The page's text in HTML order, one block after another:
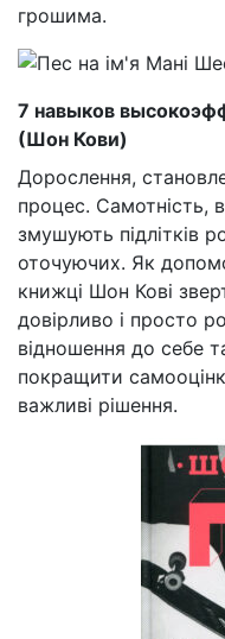
грошима.
7 навыков
(Шон Кови)
Дорослення,
процес. Самотність,
змушують підлітків
оточуючих. Як
книжці Шон Кові
довірливо і просто
відношення до себе
покращити
важливі рішення.